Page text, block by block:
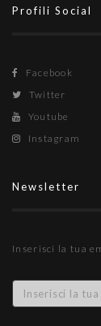
Profili Social
Facebook
Twitter
Youtube
Instagram
Newsletter
Inserisci la tua